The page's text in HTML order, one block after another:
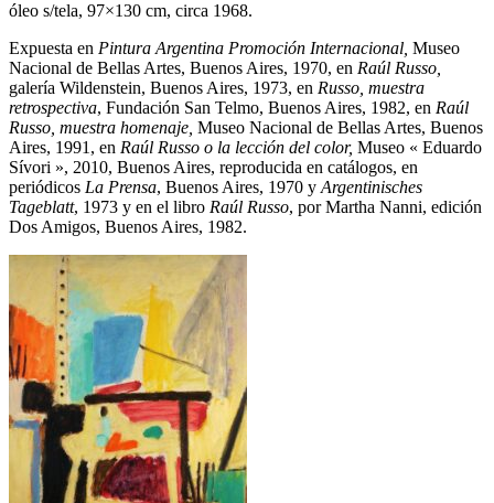
óleo s/tela, 97×130 cm, circa 1968.
Expuesta en Pintura Argentina Promoción Internacional, Museo
Nacional de Bellas Artes, Buenos Aires, 1970, en Raúl Russo,
galería Wildenstein, Buenos Aires, 1973, en Russo, muestra
retrospectiva, Fundación San Telmo, Buenos Aires, 1982, en Raúl
Russo, muestra homenaje, Museo Nacional de Bellas Artes, Buenos
Aires, 1991, en Raúl Russo o la lección del color, Museo « Eduardo
Sívori », 2010, Buenos Aires, reproducida en catálogos, en
periódicos La Prensa, Buenos Aires, 1970 y Argentinisches
Tageblatt, 1973 y en el libro Raúl Russo, por Martha Nanni, edición
Dos Amigos, Buenos Aires, 1982.